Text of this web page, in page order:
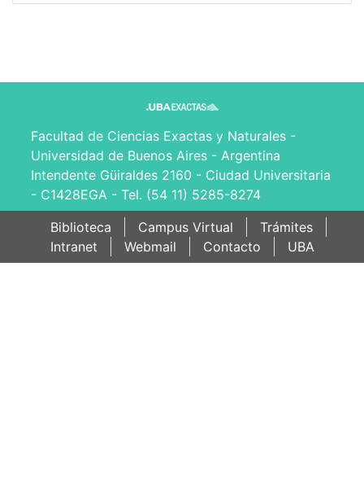
Facultad de Ciencias Exactas y Naturales -
Universidad de Buenos Aires - Argentina
Intendente Güiraldes 2160 - Ciudad Universitaria
- C1428EGA - Tel. (54 11) 5285-8274
Biblioteca
Campus Virtual
Trámites
Intranet
Webmail Contacto UBA